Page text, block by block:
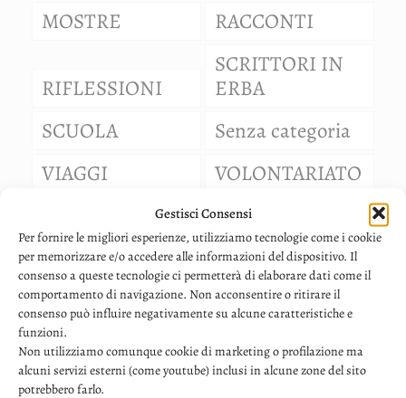
Gestisci Consensi
Per fornire le migliori esperienze, utilizziamo tecnologie come i cookie
per memorizzare e/o accedere alle informazioni del dispositivo. Il
consenso a queste tecnologie ci permetterà di elaborare dati come il
comportamento di navigazione. Non acconsentire o ritirare il
consenso può influire negativamente su alcune caratteristiche e
funzioni.
Non utilizziamo comunque cookie di marketing o profilazione ma
alcuni servizi esterni (come youtube) inclusi in alcune zone del sito
potrebbero farlo.
MOSTRE
RACCONTI
RIFLESSIONI
SCRITTORI IN
ERBA
SCUOLA
Senza categoria
VIAGGI
VOLONTARIATO
Emma P., III media-05/06/24
L’OCCHIO AZZURRO DELLA FORTUNA